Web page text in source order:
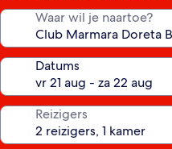
Waar wil je naartoe?
Datums
Reizigers